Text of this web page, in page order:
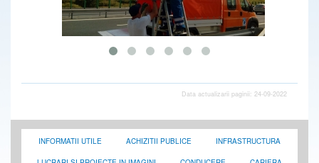
DRDP Constanta - Igienizare spațiu parcare pe drumul național DN 3, km 107 - lucrări executate de S.D.N. Călărași - 13.12.2019
DRDP Constanta - Înlocuire parapet metalic avariat în urma unui eveniment rutier, pe Autostrada A4, la km 18+500 (sens Ovidiu - Agigea) - lucrări executate de Secția Autostrăzi - 11.12.2019
DRDP Constanta - Înlocuire parapet metalic deteriorat pe Autostrada A2, km 160+500, sensul București-Constanța - lucrări executate de Secția Autostrăzi - 10.12.2019
DRDP Constanta - Lucrări de înlocuire parapet metalic deteriorat pe Autostrada A4, km 2+700, sensul Ovidiu - Agigea, executate de Secția Autostrăzi - 06.12.2019
DRDP Constanta - Secția Autostrăzi execută lucrări de întreținere a semnalizării rutiere verticale pe Autostrăzile A2 și A4, ambele sensuri de mers - 27.11.2019
DRDP Constanta - Curățare rigolă mediană pe Autostrada A4, km 10+500 - lucrări executate de Secția Autostrăzi - 25.11.2019
Data actualizarii paginii: 24-09-2022
INFORMATII UTILE ACHIZITII PUBLICE INFRASTRUCTURA